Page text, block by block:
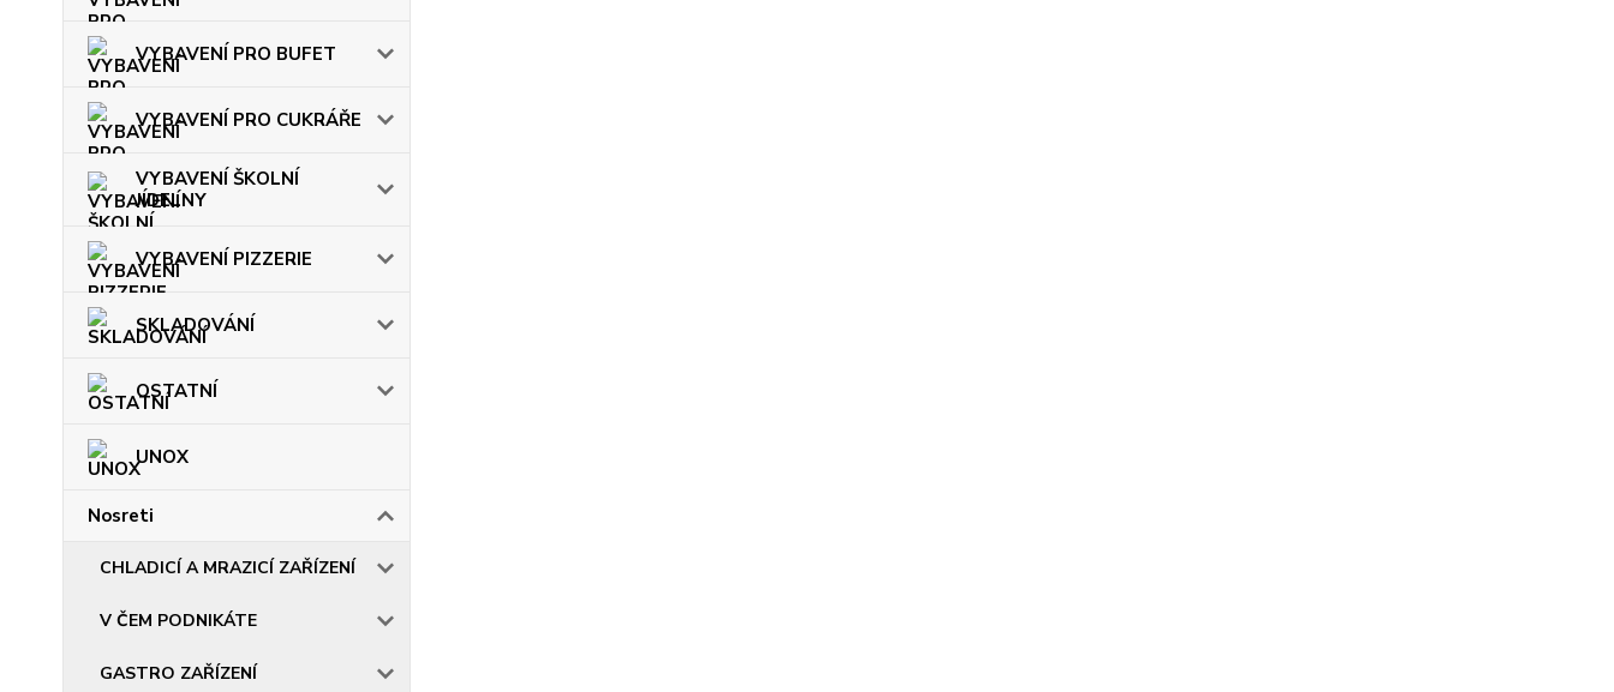
VYBAVENÍ PRO BUFET
VYBAVENÍ PRO CUKRÁŘE
VYBAVENÍ ŠKOLNÍ
JÍDELNY
VYBAVENÍ PIZZERIE
SKLADOVÁNÍ
OSTATNÍ
UNOX
Nosreti
CHLADICÍ A MRAZICÍ ZAŘÍZENÍ
V ČEM PODNIKÁTE
GASTRO ZAŘÍZENÍ